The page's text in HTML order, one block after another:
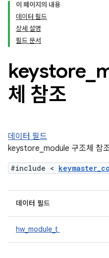
이 페이지의 내용
데이터 필드
상세 설명
필드 문서
keystore
체 참조
데이터 필드
keystore_module 구조체 참
#include <
데이터 필드
hw_module_t